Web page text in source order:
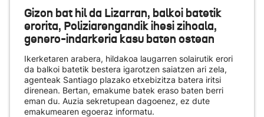
Gizon bat hil da Lizarran, balkoi batetik
erorita, Poliziarengandik ihesi zihoala,
genero-indarkeria kasu baten ostean
Ikerketaren arabera, hildakoa laugarren solairutik erori
da balkoi batetik bestera igarotzen saiatzen ari zela,
agenteak Santiago plazako etxebizitza batera iritsi
direnean. Bertan, emakume batek eraso baten berri
eman du. Auzia sekretupean dagoenez, ez dute
emakumearen egoeraz informatu.